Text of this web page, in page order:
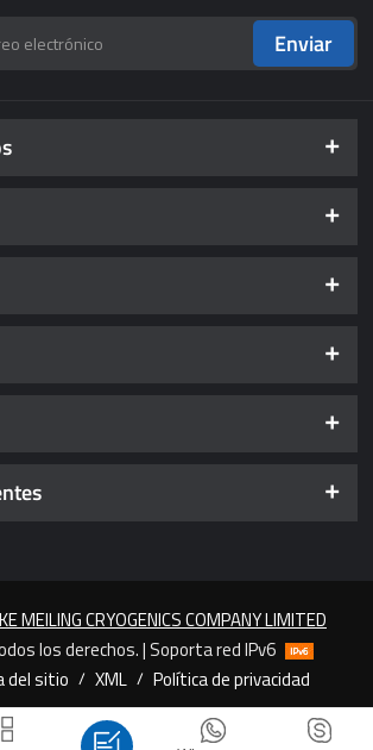
Enviar
MEILING CRYOGENICS COMPANY LIMITED
los derechos. | Soporta red IPv6
del sitio / XML / Política de privacidad